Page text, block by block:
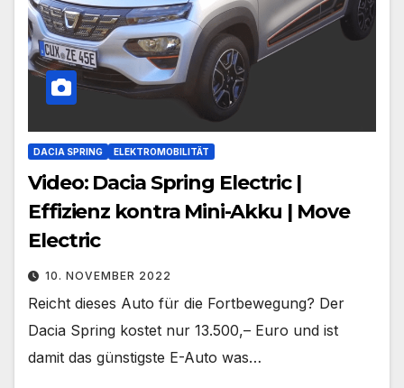
DACIA SPRING ELEKTROMOBILITÄT
Video: Dacia Spring Electric |
Effizienz kontra Mini-Akku | Move
Electric
10. NOVEMBER 2022
Reicht dieses Auto für die Fortbewegung? Der
Dacia Spring kostet nur 13.500,– Euro und ist
damit das günstigste E-Auto was…